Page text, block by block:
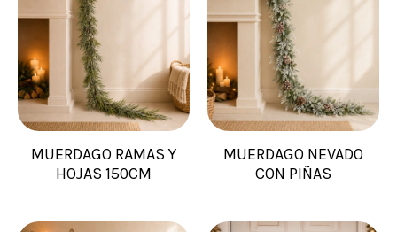
MUERDAGO RAMAS Y
HOJAS 150CM
MUERDAGO NEVADO
CON PIÑAS